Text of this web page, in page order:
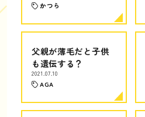
かつら
父親が薄毛だと子供
も遺伝する？
2021.07.10
AGA